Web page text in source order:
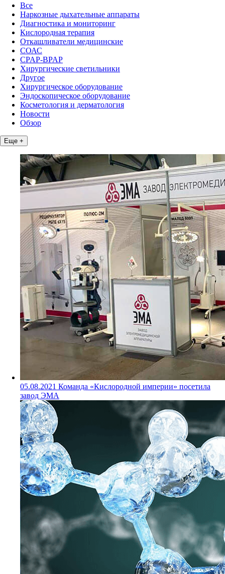
Все
Наркозные дыхательные аппараты
Диагностика и мониторинг
Кислородная терапия
Откашливатели медицинские
СОАС
CPAP-BPAP
Хирургические светильники
Другое
Хирургическое оборудование
Эндоскопическое оборудование
Косметология и дерматология
Новости
Обзор
Еще +
05.08.2021 Команда «Кислородной империи» посетила
завод ЭМА